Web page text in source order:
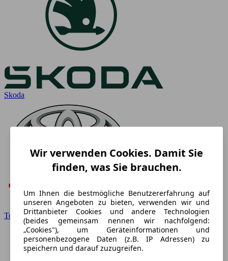
Skoda
Toyota
Wir verwenden Cookies. Damit Sie
finden, was Sie brauchen.
Um Ihnen die bestmögliche Benutzererfahrung auf
unseren Angeboten zu bieten, verwenden wir und
Drittanbieter Cookies und andere Technologien
(beides gemeinsam nennen wir nachfolgend:
„Cookies"), um Geräteinformationen und
personenbezogene Daten (z.B. IP Adressen) zu
speichern und darauf zuzugreifen.